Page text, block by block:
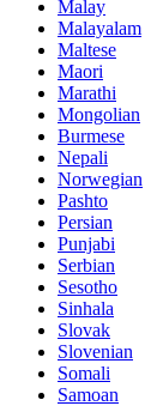
Malay
Malayalam
Maltese
Maori
Marathi
Mongolian
Burmese
Nepali
Norwegian
Pashto
Persian
Punjabi
Serbian
Sesotho
Sinhala
Slovak
Slovenian
Somali
Samoan